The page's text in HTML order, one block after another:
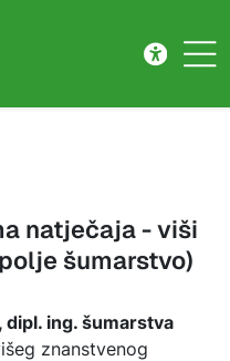
natječaja - viši
šumarstvo)
dipl. ing. šumarstva
znanstvenog